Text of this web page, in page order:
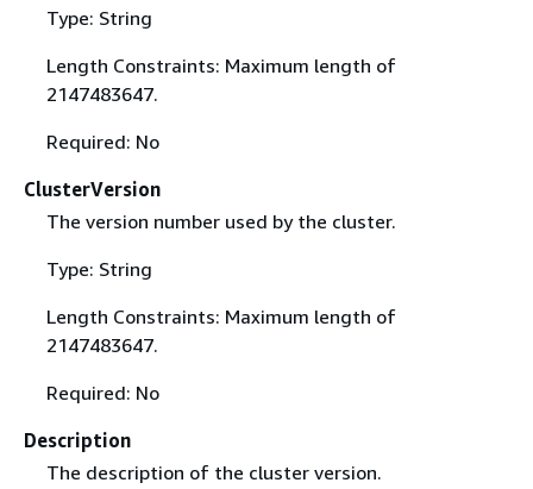
Type: String
Length Constraints: Maximum length of
2147483647.
Required: No
ClusterVersion
The version number used by the cluster.
Type: String
Length Constraints: Maximum length of
2147483647.
Required: No
Description
The description of the cluster version.